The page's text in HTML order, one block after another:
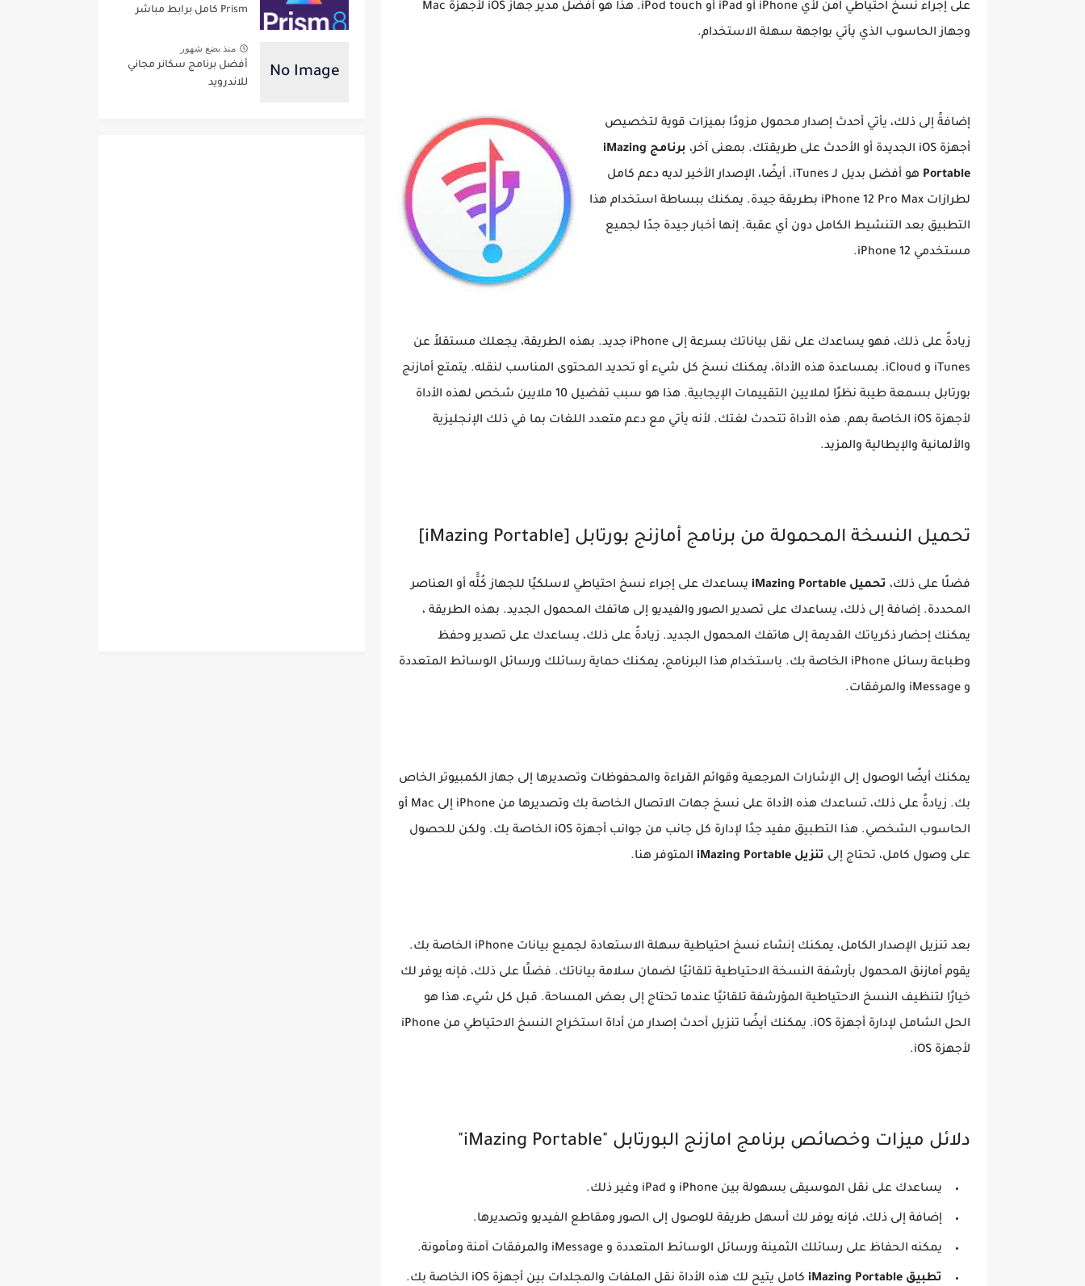
على إجراء نسخ احتياطي آمن لأي iPhone أو iPad أو iPod touch. هذا هو أفضل مدير جهاز iOS لأجهزة Mac
وجهاز الحاسوب الذي يأتي بواجهة سهلة الاستخدام.
إضافةً إلى ذلك، يأتي أحدث إصدار محمول مزودًا بميزات قوية لتخصيص
أجهزة iOS الجديدة أو الأحدث على طريقتك. بمعنى آخر،
برنامج iMazing
Portable
هو أفضل بديل لـ iTunes. أيضًا، الإصدار الأخير لديه دعم كامل
لطرازات iPhone 12 Pro Max بطريقة جيدة. يمكنك ببساطة استخدام هذا
التطبيق بعد التنشيط الكامل دون أي عقبة. إنها أخبار جيدة جدًا لجميع
مستخدمي iPhone 12.
زيادةً على ذلك، فهو يساعدك على نقل بياناتك بسرعة إلى iPhone جديد. بهذه الطريقة، يجعلك مستقلاً عن
iTunes و iCloud. بمساعدة هذه الأداة، يمكنك نسخ كل شيء أو تحديد المحتوى المناسب لنقله. يتمتع أمازنج
بورتابل بسمعة طيبة نظرًا لملايين التقييمات الإيجابية. هذا هو سبب تفضيل 10 ملايين شخص لهذه الأداة
لأجهزة iOS الخاصة بهم. هذه الأداة تتحدث لغتك. لأنه يأتي مع دعم متعدد اللغات بما في ذلك الإنجليزية
والألمانية والإيطالية والمزيد.
تحميل النسخة المحمولة من برنامج أمازنج بورتابل [iMazing Portable]
فضلًا على ذلك، تحميل iMazing Portable
يساعدك على إجراء نسخ احتياطي لاسلكيًا للجهاز كُلََّه أو العناصر
المحددة. إضافة إلى ذلك، يساعدك على تصدير الصور والفيديو إلى هاتفك المحمول الجديد. بهذه الطريقة ،
يمكنك إحضار ذكرياتك القديمة إلى هاتفك المحمول الجديد. زيادةً على ذلك، يساعدك على تصدير وحفظ
وطباعة رسائل iPhone الخاصة بك. باستخدام هذا البرنامج، يمكنك حماية رسائلك ورسائل الوسائط المتعددة
و iMessage والمرفقات.
يمكنك أيضًا الوصول إلى الإشارات المرجعية وقوائم القراءة والمحفوظات وتصديرها إلى جهاز الكمبيوتر الخاص
بك. زيادةً على ذلك، تساعدك هذه الأداة على نسخ جهات الاتصال الخاصة بك وتصديرها من iPhone إلى Mac أو
الحاسوب الشخصي. هذا التطبيق مفيد جدًا لإدارة كل جانب من جوانب أجهزة iOS الخاصة بك. ولكن للحصول
على وصول كامل، تحتاج إلى تنزيل iMazing Portable المتوفر هنا.
بعد تنزيل الإصدار الكامل، يمكنك إنشاء نسخ احتياطية سهلة الاستعادة لجميع بيانات iPhone الخاصة بك.
يقوم أمازنق المحمول بأرشفة النسخة الاحتياطية تلقائيًا لضمان سلامة بياناتك. فضلًا على ذلك، فإنه يوفر لك
خيارًا لتنظيف النسخ الاحتياطية المؤرشفة تلقائيًا عندما تحتاج إلى بعض المساحة. قبل كل شيء، هذا هو
الحل الشامل لإدارة أجهزة iOS. يمكنك أيضًا تنزيل أحدث إصدار من أداة استخراج النسخ الاحتياطي من iPhone
لأجهزة iOS.
دلائل ميزات وخصائص برنامج امازنج البورتابل "iMazing Portable"
يساعدك على نقل الموسيقى بسهولة بين iPhone و iPad وغير ذلك.
إضافة إلى ذلك، فإنه يوفر لك أسهل طريقة للوصول إلى الصور ومقاطع الفيديو وتصديرها.
يمكنه الحفاظ على رسائلك الثمينة ورسائل الوسائط المتعددة و iMessage والمرفقات آمنة ومأمونة.
تطبيق iMazing Portable كامل يتيح لك هذه الأداة نقل الملفات والمجلدات بين أجهزة iOS الخاصة بك.
Prism كامل برابط مباشر
منذ بضع شهور
أفضل برنامج سكانر مجاني
للاندرويد